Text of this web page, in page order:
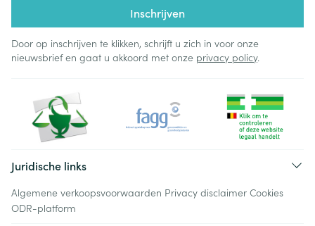
Inschrijven
Door op inschrijven te klikken, schrijft u zich in voor onze
nieuwsbrief en gaat u akkoord met onze privacy policy.
Juridische links
Algemene verkoopsvoorwaarden Privacy disclaimer Cookies
ODR-platform